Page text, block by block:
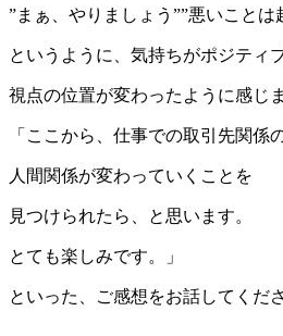
”まぁ、やりましょう””悪いことは
というように、気持ちがポジティ
視点の位置が変わったように感じ
「ここから、仕事での取引先関係
人間関係が変わっていくことを
見つけられたら、と思います。
とても楽しみです。」
といった、ご感想をお話してくだ